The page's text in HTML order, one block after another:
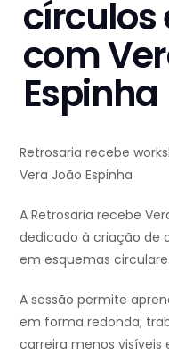
círculos
com
Espinha
Retrosaria recebe
Vera João Espinha
A Retrosaria recebe
dedicado à criação de
em esquemas
A sessão permite
em forma redonda,
carreira menos